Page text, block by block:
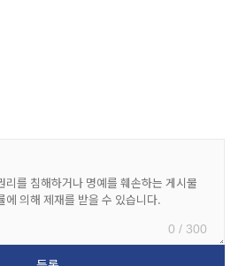
0 / 300